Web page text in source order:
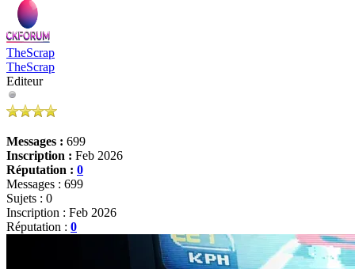
TheScrap
TheScrap
Editeur
Messages : 699
Inscription : Feb 2026
Réputation : 0
Messages : 699
Sujets : 0
Inscription : Feb 2026
Réputation : 0